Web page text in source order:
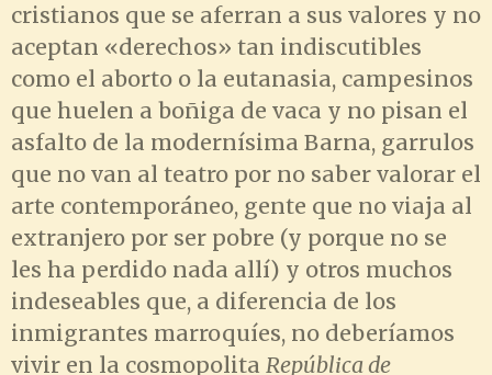
cristianos que se aferran a sus valores y no
aceptan «derechos» tan indiscutibles
como el aborto o la eutanasia, campesinos
que huelen a boñiga de vaca y no pisan el
asfalto de la modernísima Barna, garrulos
que no van al teatro por no saber valorar el
arte contemporáneo, gente que no viaja al
extranjero por ser pobre (y porque no se
les ha perdido nada allí) y otros muchos
indeseables que, a diferencia de los
inmigrantes marroquíes, no deberíamos
vivir en la cosmopolita República de